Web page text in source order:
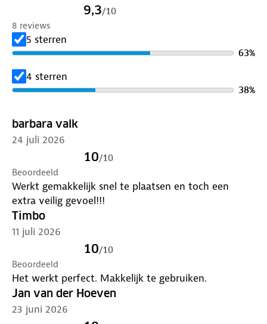
9,3/10
8 reviews
5 sterren
63%
4 sterren
38%
barbara valk
24 juli 2026
10/10
Beoordeeld
Werkt gemakkelijk snel te plaatsen en toch een
extra veilig gevoel!!!
Timbo
11 juli 2026
10/10
Beoordeeld
Het werkt perfect. Makkelijk te gebruiken.
Jan van der Hoeven
23 juni 2026